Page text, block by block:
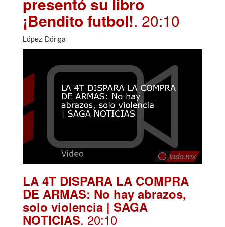
¡Bendito futbol!. 20:10
López-Dóriga
LA 4T DISPARA LA COMPRA
DE ARMAS: No hay abrazos,
solo violencia | SAGA
NOTICIAS. 20:10